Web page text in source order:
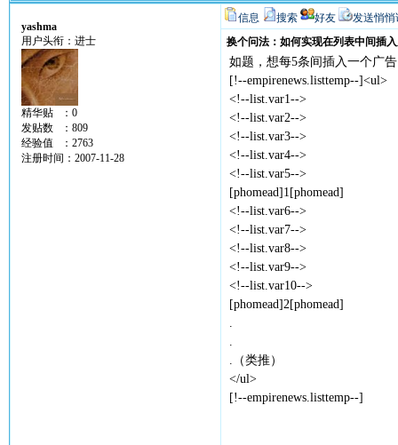
yashma
用户头衔：进士
精华贴 ：0
发贴数 ：809
经验值 ：2763
注册时间：2007-11-28
信息 搜索 好友
发送悄悄
换个问法：如何实现在列表中间插
如题，想每5条间插入一个广
[!--empirenews.listtemp--]<ul>
<!--list.var1-->
<!--list.var2-->
<!--list.var3-->
<!--list.var4-->
<!--list.var5-->
[phomead]1[phomead]
<!--list.var6-->
<!--list.var7-->
<!--list.var8-->
<!--list.var9-->
<!--list.var10-->
[phomead]2[phomead]
.
.
.（类推）
</ul>
[!--empirenews.listtemp--]